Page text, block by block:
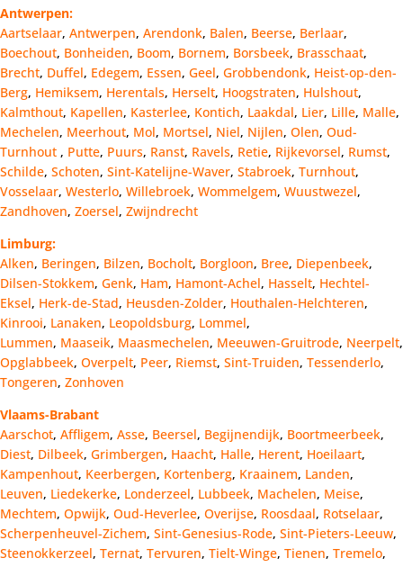
Antwerpen:
Aartselaar, Antwerpen, Arendonk, Balen, Beerse, Berlaar,
Boechout, Bonheiden, Boom, Bornem, Borsbeek, Brasschaat,
Brecht, Duffel, Edegem, Essen, Geel, Grobbendonk, Heist-op-den-
Berg, Hemiksem, Herentals, Herselt, Hoogstraten, Hulshout,
Kalmthout, Kapellen, Kasterlee, Kontich, Laakdal, Lier, Lille, Malle,
Mechelen, Meerhout, Mol, Mortsel, Niel, Nijlen, Olen, Oud-
Turnhout , Putte, Puurs, Ranst, Ravels, Retie, Rijkevorsel, Rumst,
Schilde, Schoten, Sint-Katelijne-Waver, Stabroek, Turnhout,
Vosselaar, Westerlo, Willebroek, Wommelgem, Wuustwezel,
Zandhoven, Zoersel, Zwijndrecht
Limburg:
Alken, Beringen, Bilzen, Bocholt, Borgloon, Bree, Diepenbeek,
Dilsen-Stokkem, Genk, Ham, Hamont-Achel, Hasselt, Hechtel-
Eksel, Herk-de-Stad, Heusden-Zolder, Houthalen-Helchteren,
Kinrooi, Lanaken, Leopoldsburg, Lommel,
Lummen, Maaseik, Maasmechelen, Meeuwen-Gruitrode, Neerpelt,
Opglabbeek, Overpelt, Peer, Riemst, Sint-Truiden, Tessenderlo,
Tongeren, Zonhoven
Vlaams-Brabant
Aarschot, Affligem, Asse, Beersel, Begijnendijk, Boortmeerbeek,
Diest, Dilbeek, Grimbergen, Haacht, Halle, Herent, Hoeilaart,
Kampenhout, Keerbergen, Kortenberg, Kraainem, Landen,
Leuven, Liedekerke, Londerzeel, Lubbeek, Machelen, Meise,
Mechtem, Opwijk, Oud-Heverlee, Overijse, Roosdaal, Rotselaar,
Scherpenheuvel-Zichem, Sint-Genesius-Rode, Sint-Pieters-Leeuw,
Steenokkerzeel, Ternat, Tervuren, Tielt-Winge, Tienen, Tremelo,